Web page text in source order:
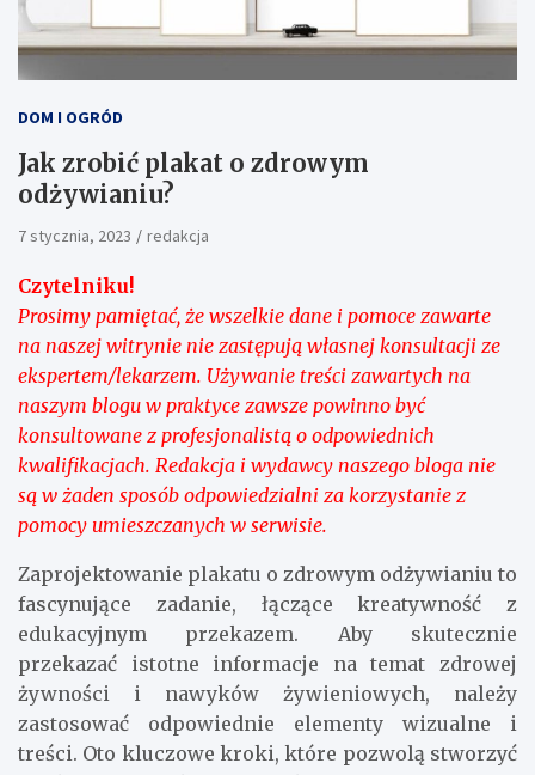
DOM I OGRÓD
Jak zrobić plakat o zdrowym
odżywianiu?
7 stycznia, 2023 redakcja
Czytelniku!
Prosimy pamiętać, że wszelkie dane i pomoce zawarte
na naszej witrynie nie zastępują własnej konsultacji ze
ekspertem/lekarzem. Używanie treści zawartych na
naszym blogu w praktyce zawsze powinno być
konsultowane z profesjonalistą o odpowiednich
kwalifikacjach. Redakcja i wydawcy naszego bloga nie
są w żaden sposób odpowiedzialni za korzystanie z
pomocy umieszczanych w serwisie.
Zaprojektowanie plakatu o zdrowym odżywianiu to
fascynujące zadanie, łączące kreatywność z
edukacyjnym przekazem. Aby skutecznie
przekazać istotne informacje na temat zdrowej
żywności i nawyków żywieniowych, należy
zastosować odpowiednie elementy wizualne i
treści. Oto kluczowe kroki, które pozwolą stworzyć